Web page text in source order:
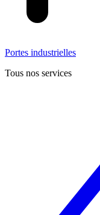
Portes industrielles
Tous nos services